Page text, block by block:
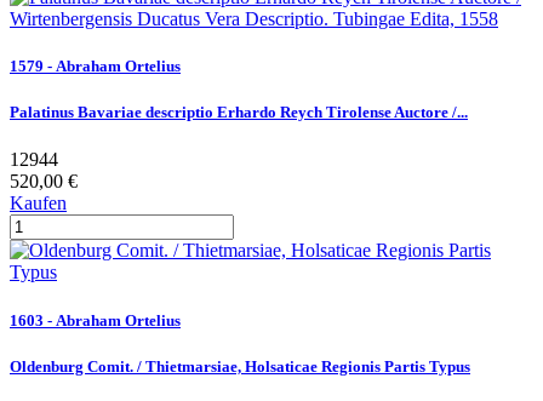
1579 - Abraham Ortelius
Palatinus Bavariae descriptio Erhardo Reych Tirolense Auctore /...
12944
520,00 €
Kaufen
1603 - Abraham Ortelius
Oldenburg Comit. / Thietmarsiae, Holsaticae Regionis Partis Typus